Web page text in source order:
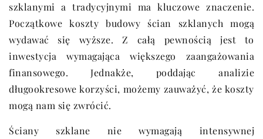
szklanymi a tradycyjnymi ma kluczowe znaczenie.
Początkowe koszty budowy ścian szklanych mogą
wydawać się wyższe. Z całą pewnością jest to
inwestycja wymagająca większego zaangażowania
finansowego. Jednakże, poddając analizie
długookresowe korzyści, możemy zauważyć, że koszty
mogą nam się zwrócić.
Ściany szklane nie wymagają intensywnej